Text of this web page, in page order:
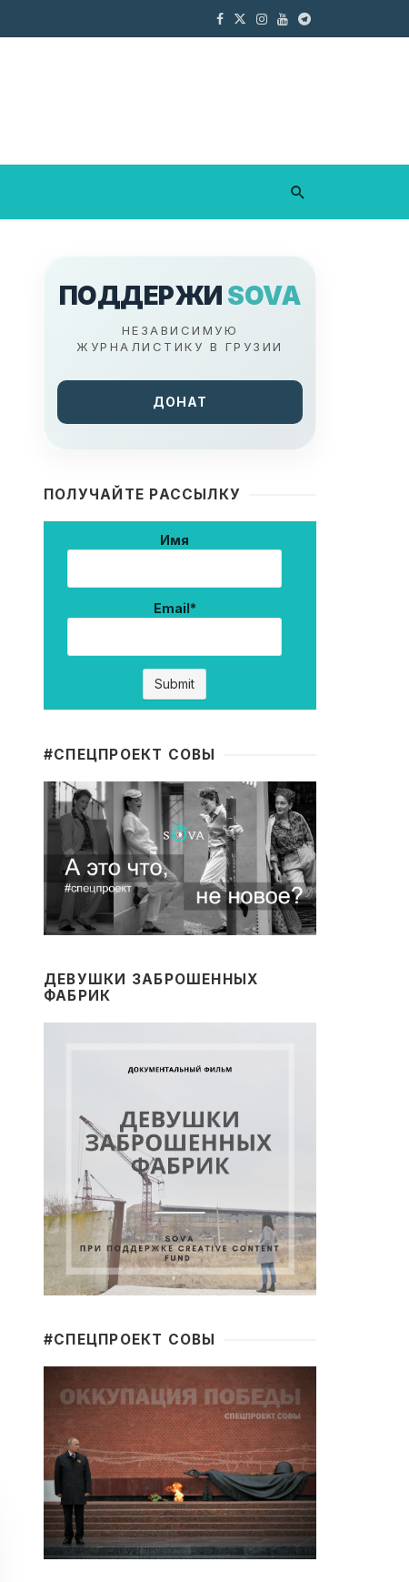
ПОДДЕРЖИ SOVA
НЕЗАВИСИМУЮ
ЖУРНАЛИСТИКУ В ГРУЗИИ
ДОНАТ
ПОЛУЧАЙТЕ РАССЫЛКУ
Имя
Email*
#CПЕЦПРОЕКТ СОВЫ
ДЕВУШКИ ЗАБРОШЕННЫХ
ФАБРИК
#CПЕЦПРОЕКТ СОВЫ